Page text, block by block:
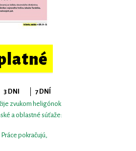
3 DNI
7 DNÍ
zvukom heligónok
a oblastné súťaže:
pokračujú,